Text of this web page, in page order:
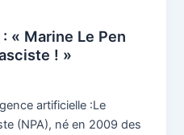
« Marine Le Pen
! »
artificielle :Le
(NPA), né en 2009 des